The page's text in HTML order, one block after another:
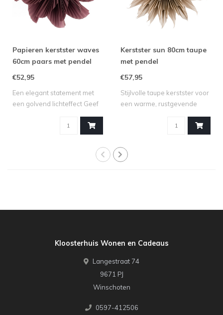
Papieren kerstster waves
60cm paars met pendel
€52,95
Een elegant statement met
een golvend lichteffect Geef
Kerstster sun 80cm taupe
met pendel
€57,95
Stijlvolle taupe kerstster voor
een warme, rustgevende
Kloosterhuis Wonen en Cadeaus
Langestraat 74
9671 PJ
Winschoten
0597-412506